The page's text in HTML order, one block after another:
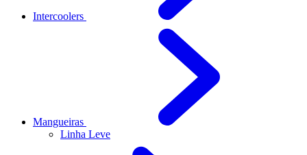
Intercoolers
Mangueiras
Linha Leve